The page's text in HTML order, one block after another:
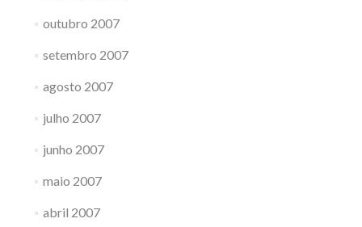
outubro 2007
setembro 2007
agosto 2007
julho 2007
junho 2007
maio 2007
abril 2007